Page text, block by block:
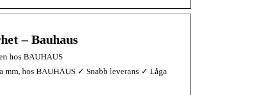
– Bauhaus
hos BAUHAUS
mm, hos BAUHAUS ✓ Snabb leverans ✓ Låga